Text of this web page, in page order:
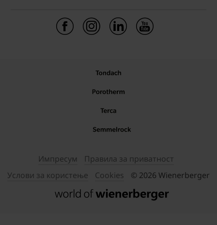
Импресум
Правила за приватност
Услови за користење
Cookies © 2026 Wienerberger